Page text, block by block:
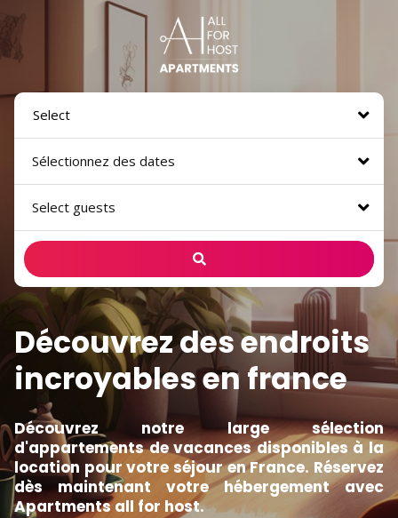
Sélectionnez des dates
Select guests
Découvrez des endroits
incroyables en france
Découvrez notre large sélection
d'appartements de vacances disponibles à la
location pour votre séjour en France. Réservez
dès maintenant votre hébergement avec
Apartments all for host.